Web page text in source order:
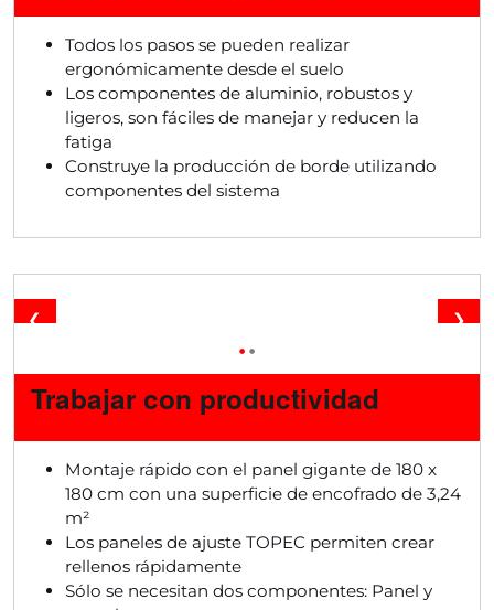
Todos los pasos se pueden realizar
ergonómicamente desde el suelo
Los componentes de aluminio, robustos y
ligeros, son fáciles de manejar y reducen la
fatiga
Construye la producción de borde utilizando
componentes del sistema
❮ ❯
••
Trabajar con productividad
Montaje rápido con el panel gigante de 180 x
180 cm con una superficie de encofrado de 3,24
m²
Los paneles de ajuste TOPEC permiten crear
rellenos rápidamente
Sólo se necesitan dos componentes: Panel y